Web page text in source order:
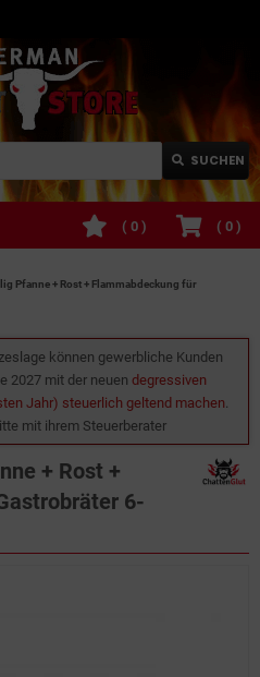
SUCHEN
( 0 )
( 0 )
Pfanne + Rost + Flammabdeckung für
können gewerbliche Kunden
2027 mit der neuen degressiven
Jahr) steuerlich geltend machen.
mit ihrem Steuerberater
+ Rost +
6-